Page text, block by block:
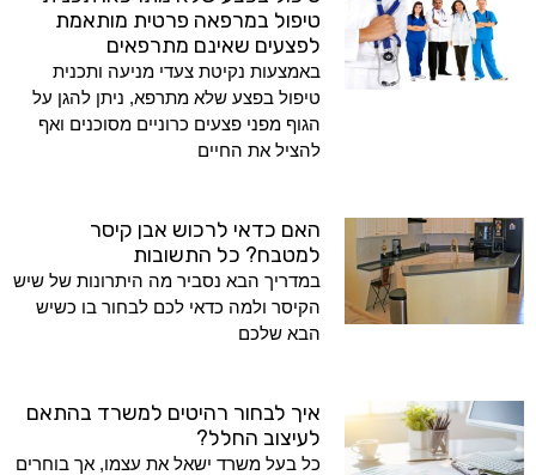
טיפול במרפאה פרטית מותאמת
לפצעים שאינם מתרפאים
באמצעות נקיטת צעדי מניעה ותכנית
טיפול בפצע שלא מתרפא, ניתן להגן על
הגוף מפני פצעים כרוניים מסוכנים ואף
להציל את החיים
האם כדאי לרכוש אבן קיסר
למטבח? כל התשובות
במדריך הבא נסביר מה היתרונות של שיש
הקיסר ולמה כדאי לכם לבחור בו כשיש
הבא שלכם
איך לבחור רהיטים למשרד בהתאם
לעיצוב החלל?
כל בעל משרד ישאל את עצמו, אך בוחרים